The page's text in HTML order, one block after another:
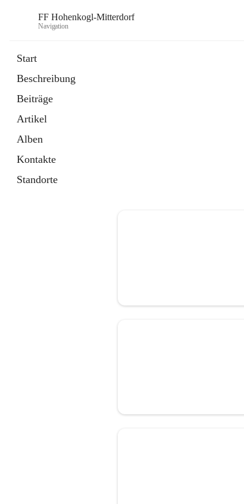
FF Hohenkogl-Mitterdorf
Navigation
Start
Beschreibung
Beiträge
Artikel
Alben
Kontakte
Standorte